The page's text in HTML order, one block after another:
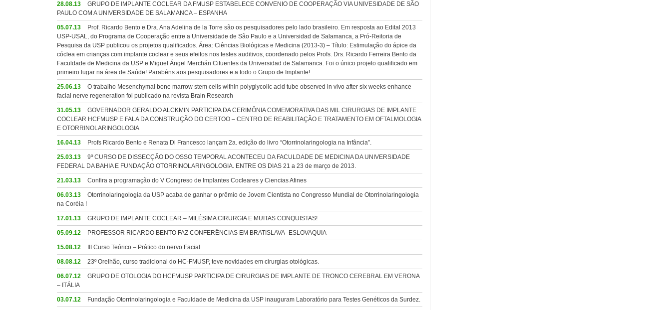
28.08.13
GRUPO DE IMPLANTE COCLEAR DA FMUSP ESTABELECE CONVENIO DE COOPERAÇÃO VIA UNIVESIDADE DE SÃO
PAULO COM A UNIVERSIDADE DE SALAMANCA – ESPANHA
05.07.13
Prof. Ricardo Bento e Dra. Ana Adelina de la Torre são os pesquisadores pelo lado brasileiro. Em resposta ao Edital 2013
USP-USAL, do Programa de Cooperação entre a Universidade de São Paulo e a Universidad de Salamanca, a Pró-Reitoria de
Pesquisa da USP publicou os projetos qualificados. Área: Ciências Biológicas e Medicina (2013-3) – Título: Estimulação do ápice da
cóclea em crianças com implante coclear e seus efeitos nos testes auditivos, coordenado pelos Profs. Drs. Ricardo Ferreira Bento da
Faculdade de Medicina da USP e Miguel Ángel Merchán Cifuentes da Universidad de Salamanca. Foi o único projeto qualificado em
primeiro lugar na área de Saúde! Parabéns aos pesquisadores e a todo o Grupo de Implante!
25.06.13
O trabalho Mesenchymal bone marrow stem cells within polyglycolic acid tube observed in vivo after six weeks enhance
facial nerve regeneration foi publicado na revista Brain Research
31.05.13
GOVERNADOR GERALDO ALCKMIN PARTICIPA DA CERIMÔNIA COMEMORATIVA DAS MIL CIRURGIAS DE IMPLANTE
COCLEAR HCFMUSP E FALA DA CONSTRUÇÃO DO CERTOO – CENTRO DE REABILITAÇÃO E TRATAMENTO EM OFTALMOLOGIA
E OTORRINOLARINGOLOGIA
16.04.13 Profs Ricardo Bento e Renata Di Francesco lançam 2a. edição do livro “Otorrinolaringologia na Infância”.
25.03.13
9º CURSO DE DISSECÇÃO DO OSSO TEMPORAL ACONTECEU DA FACULDADE DE MEDICINA DA UNIVERSIDADE
FEDERAL DA BAHIA E FUNDAÇÃO OTORRINOLARINGOLOGIA. ENTRE OS DIAS 21 a 23 de março de 2013.
21.03.13 Confira a programação do V Congreso de Implantes Cocleares y Ciencias Afines
06.03.13
Otorrinolaringologia da USP acaba de ganhar o prêmio de Jovem Cientista no Congresso Mundial de Otorrinolaringologia
na Coréia !
17.01.13 GRUPO DE IMPLANTE COCLEAR – MILÉSIMA CIRURGIA E MUITAS CONQUISTAS!
05.09.12 PROFESSOR RICARDO BENTO FAZ CONFERÊNCIAS EM BRATISLAVA- ESLOVAQUIA
15.08.12 III Curso Teórico – Prático do nervo Facial
08.08.12 23º Orelhão, curso tradicional do HC-FMUSP, teve novidades em cirurgias otológicas.
06.07.12
GRUPO DE OTOLOGIA DO HCFMUSP PARTICIPA DE CIRURGIAS DE IMPLANTE DE TRONCO CEREBRAL EM VERONA
– ITÁLIA
03.07.12 Fundação Otorrinolaringologia e Faculdade de Medicina da USP inauguram Laboratório para Testes Genéticos da Surdez.